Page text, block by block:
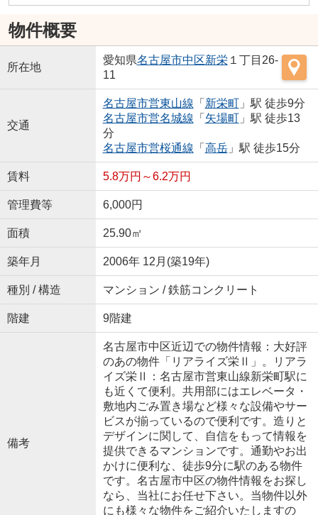
物件概要
所在地
愛知県名古屋市中区新栄１丁目26-
11
交通
名古屋市営東山線 「 新栄町」駅 徒歩9分
名古屋市営名城線 「 矢場町」駅 徒歩13
分
名古屋市営桜通線 「 高岳」駅 徒歩15分
賃料 5.8万円～6.2万円
管理費等 6,000円
面積 25.90㎡
築年月 2006年 12月(築19年)
種別 / 構造 マンション / 鉄筋コンクリート
階建 9階建
備考
名古屋市中区近辺での物件情報：大好評
のあの物件「リアライズ栄Ⅱ」。リアラ
イズ栄Ⅱ：名古屋市営東山線新栄町駅に
も近くて便利。共用部にはエレベータ・
敷地内ごみ置き場など様々な設備やサー
ビスが揃っているので便利です。造りと
デザインに関して、自信をもって情報を
提供できるマンションです。通勤やお出
かけに便利な、徒歩9分に駅のある物件
です。名古屋市中区の物件情報をお探し
なら、当社にお任せ下さい。当物件以外
にも様々な物件をご紹介いたしますの